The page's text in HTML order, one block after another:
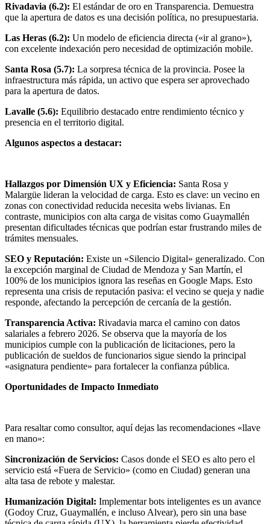
Rivadavia (6.2): El estándar de oro en Transparencia. Demuestra
que la apertura de datos es una decisión política, no presupuestaria.
Las Heras (6.2): Un modelo de eficiencia directa («ir al grano»),
con excelente indexación pero necesidad de optimización mobile.
Santa Rosa (5.7): La sorpresa técnica de la provincia. Posee la
infraestructura más rápida, un activo que espera ser aprovechado
para la apertura de datos.
Lavalle (5.6): Equilibrio destacado entre rendimiento técnico y
presencia en el territorio digital.
Algunos aspectos a destacar:
Hallazgos por Dimensión UX y Eficiencia: Santa Rosa y
Malargüe lideran la velocidad de carga. Esto es clave: un vecino en
zonas con conectividad reducida necesita webs livianas. En
contraste, municipios con alta carga de visitas como Guaymallén
presentan dificultades técnicas que podrían estar frustrando miles de
trámites mensuales.
SEO y Reputación: Existe un «Silencio Digital» generalizado. Con
la excepción marginal de Ciudad de Mendoza y San Martín, el
100% de los municipios ignora las reseñas en Google Maps. Esto
representa una crisis de reputación pasiva: el vecino se queja y nadie
responde, afectando la percepción de cercanía de la gestión.
Transparencia Activa: Rivadavia marca el camino con datos
salariales a febrero 2026. Se observa que la mayoría de los
municipios cumple con la publicación de licitaciones, pero la
publicación de sueldos de funcionarios sigue siendo la principal
«asignatura pendiente» para fortalecer la confianza pública.
Oportunidades de Impacto Inmediato
Para resaltar como consultor, aquí dejas las recomendaciones «llave
en mano»:
Sincronización de Servicios: Casos donde el SEO es alto pero el
servicio está «Fuera de Servicio» (como en Ciudad) generan una
alta tasa de rebote y malestar.
Humanización Digital: Implementar bots inteligentes es un avance
(Godoy Cruz, Guaymallén, e incluso Alvear), pero sin una base